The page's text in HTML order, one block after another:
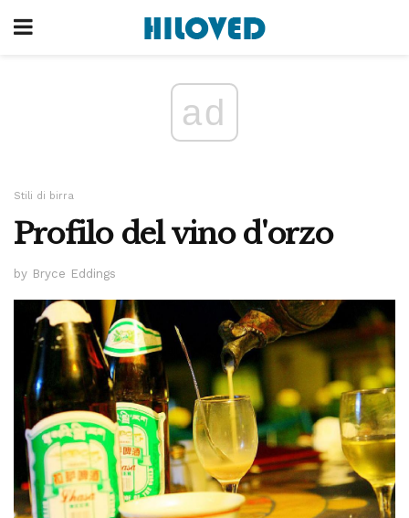
ad
Stili di birra
Profilo del vino d'orzo
by Bryce Eddings